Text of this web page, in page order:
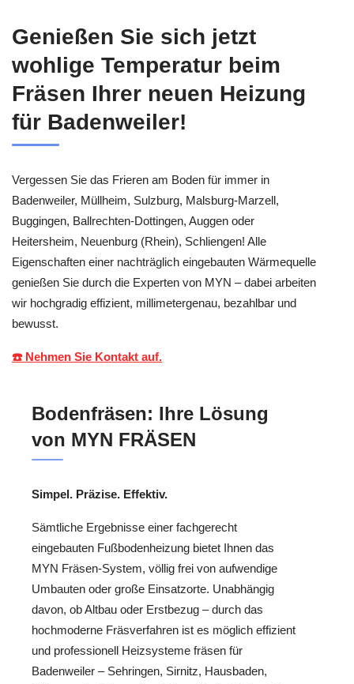
Genießen Sie sich jetzt
wohlige Temperatur beim
Fräsen Ihrer neuen Heizung
für Badenweiler!
Vergessen Sie das Frieren am Boden für immer in
Badenweiler, Müllheim, Sulzburg, Malsburg-Marzell,
Buggingen, Ballrechten-Dottingen, Auggen oder
Heitersheim, Neuenburg (Rhein), Schliengen! Alle
Eigenschaften einer nachträglich eingebauten Wärmequelle
genießen Sie durch die Experten von MYN – dabei arbeiten
wir hochgradig effizient, millimetergenau, bezahlbar und
bewusst.
☎️ Nehmen Sie Kontakt auf.
Bodenfräsen: Ihre Lösung
von MYN FRÄSEN
Simpel. Präzise. Effektiv.
Sämtliche Ergebnisse einer fachgerecht
eingebauten Fußbodenheizung bietet Ihnen das
MYN Fräsen-System, völlig frei von aufwendige
Umbauten oder große Einsatzorte. Unabhängig
davon, ob Altbau oder Erstbezug – durch das
hochmoderne Fräsverfahren ist es möglich effizient
und professionell Heizsysteme fräsen für
Badenweiler – Sehringen, Sirnitz, Hausbaden,